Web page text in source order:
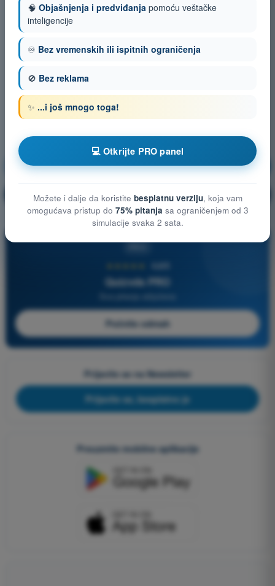
Navigacija Vežbanje!
🔒 PRO Objašnjenje pitanja
4,6/5
Quizvds PRO
Počnite odmah
Prijavite se na Newsletter
Prijavite se, besplatno je
Preuzmite mobilne aplikacije
🧠 Objašnjenja i predviđanja pomoću veštačke
inteligencije
♾️ Bez vremenskih ili ispitnih ograničenja
🚫 Bez reklama
✨ ...i još mnogo toga!
💻 Otkrijte PRO panel
Možete i dalje da koristite besplatnu verziju, koja vam
omogućava pristup do 75% pitanja sa ograničenjem od 3
simulacije svaka 2 sata.